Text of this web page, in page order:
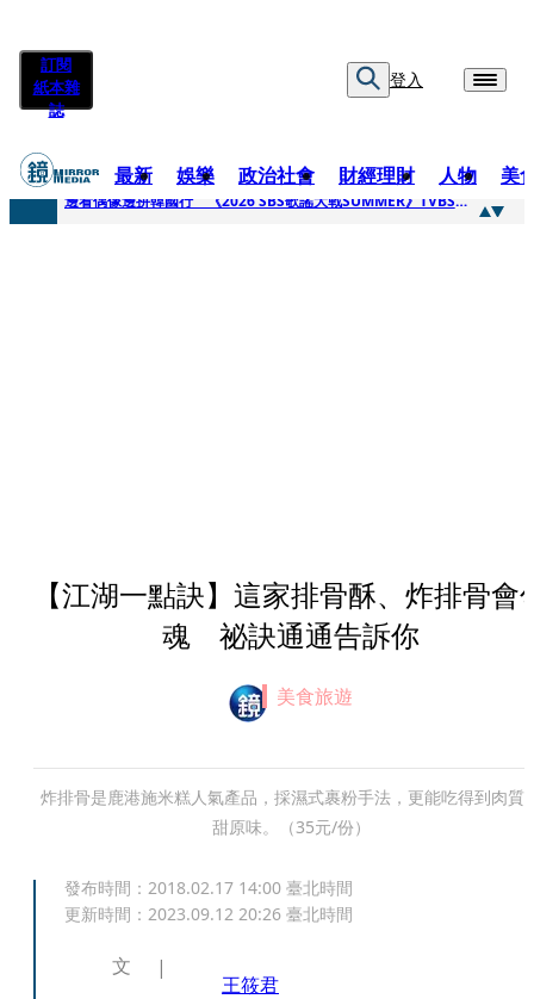
訂閱
紙本雜
誌
登入
最新 娛樂 政治社會 財經理財 人物 美
快訊
邊看偶像邊拚韓國行 《2026 SBS歌謠大戰SUMMER》TVBS直播祭追星福利
【江湖一點訣】這家排骨酥、炸排骨會
魂 祕訣通通告訴你
美食旅遊
炸排骨是鹿港施米糕人氣產品，採濕式裹粉手法，更能吃得到肉質
甜原味。（35元/份）
發布時間： 2018.02.17 14:00 臺北時間
更新時間： 2023.09.12 20:26 臺北時間
文
王筱君